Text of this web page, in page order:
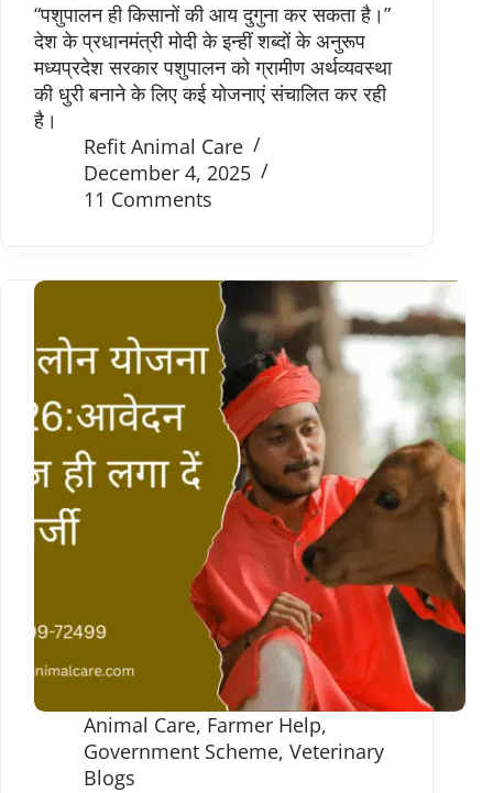
“पशुपालन ही किसानों की आय दुगुना कर सकता है।”
देश के प्रधानमंत्री मोदी के इन्हीं शब्दों के अनुरूप
मध्यप्रदेश सरकार पशुपालन को ग्रामीण अर्थव्यवस्था
की धुरी बनाने के लिए कई योजनाएं संचालित कर रही
है।
Refit Animal Care
December 4, 2025
11 Comments
Animal Care, Farmer Help,
Government Scheme, Veterinary
Blogs